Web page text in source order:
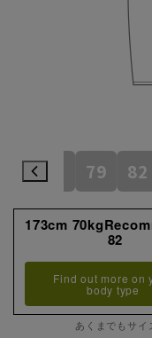
76 79 82
173cm
82
Find out more on
body type
あくまでもサイ